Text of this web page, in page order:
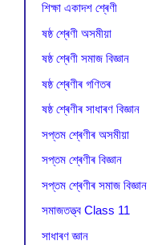
শিক্ষা একাদশ শ্ৰেণী
ষষ্ঠ শ্ৰেণী অসমীয়া
ষষ্ঠ শ্ৰেণী সমাজ বিজ্ঞান
ষষ্ঠ শ্ৰেণীৰ গণিতৰ
ষষ্ঠ শ্ৰেণীৰ সাধাৰণ বিজ্ঞান
সপ্তম শ্ৰেণীৰ অসমীয়া
সপ্তম শ্ৰেণীৰ বিজ্ঞান
সপ্তম শ্ৰেণীৰ সমাজ বিজ্ঞান
সমাজতত্ত্ব Class 11
সাধাৰণ জ্ঞান